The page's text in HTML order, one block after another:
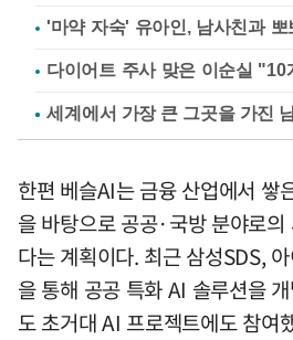
'마약 자숙' 유아인, 남사친과 뽀
다이어트 주사 맞은 이순실 "10
한편 베슬AI는 금융 산업에서 쌓
을 바탕으로 공공·국방 분야로
다는 계획이다. 최근 삼성SDS,
을 통해 공공 특화 AI 솔루션을
도 초거대 AI 프로젝트에도 참여